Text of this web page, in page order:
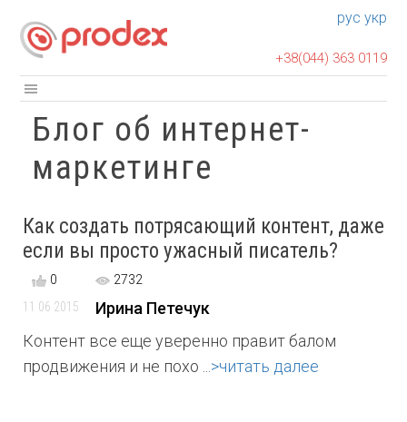
рус укр
+38(044) 363 0119
Блог об интернет-
маркетинге
Как создать потрясающий контент, даже
если вы просто ужасный писатель?
0
2732
11 06 2015
Ирина Петечук
Контент все еще уверенно правит балом
продвижения и не похо ... >читать далее